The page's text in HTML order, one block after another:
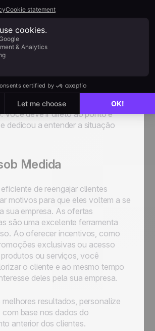
Personalizada
personalizadas aos seus
abordando suas preocupações
os motivos pelos quais decidiram ir
para o sucesso nessa
precisão. Este não é o momento
Você deve ir direto ao ponto e
dedicou a entender a situação
Medida
de reengajar clientes
motivos para que eles voltem a se
sua empresa. As ofertas
são uma excelente ferramenta
Ao oferecer incentivos, como
exclusivas ou acesso
ou serviços, você
o cliente e ao mesmo tempo
deles pela sua empresa.
melhores resultados, personalize
base nos dados do
anterior dos clientes.